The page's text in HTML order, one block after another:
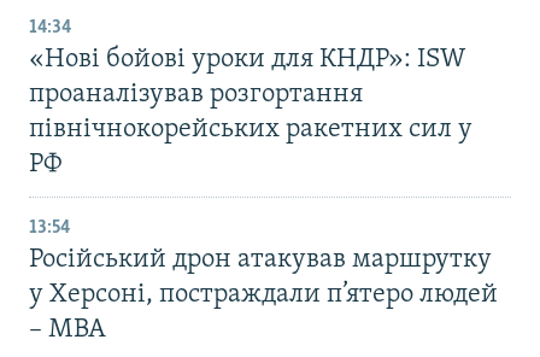
14:34
«Нові бойові уроки для КНДР»: ISW
проаналізував розгортання
північнокорейських ракетних сил у
РФ
13:54
Російський дрон атакував маршрутку
у Херсоні, постраждали п’ятеро людей
– МВА